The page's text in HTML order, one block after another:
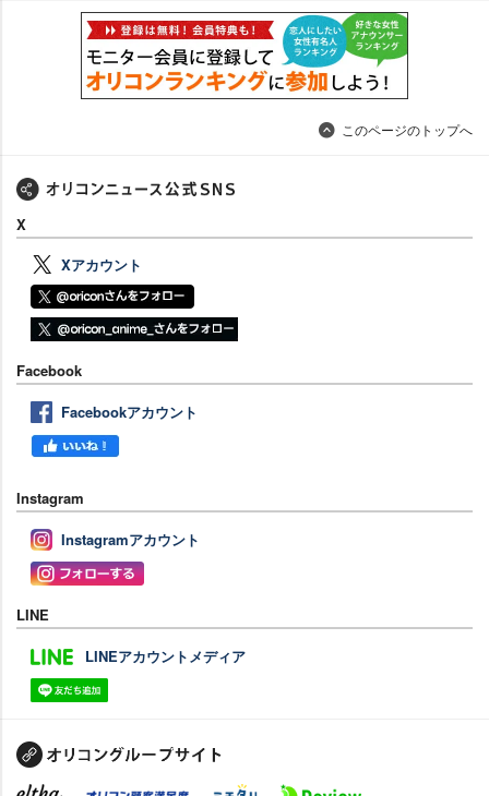
このページのトップへ
X
Xアカウント
Facebook
Facebookアカウント
Instagram
Instagramアカウント
LINE
LINEアカウントメディア